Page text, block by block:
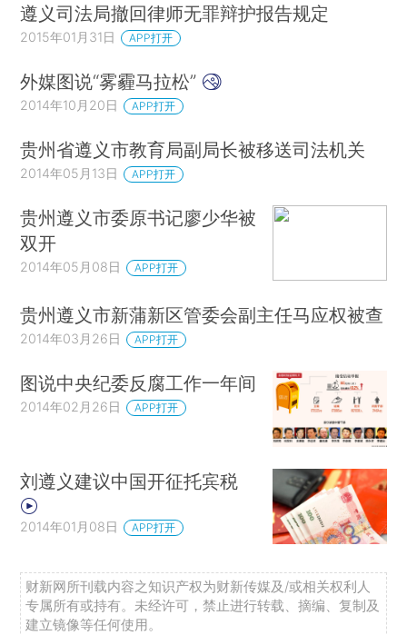
遵义司法局撤回律师无罪辩护报告规定
2015年01月31日 APP打开
外媒图说“雾霾马拉松”
2014年10月20日 APP打开
贵州省遵义市教育局副局长被移送司法机关
2014年05月13日 APP打开
贵州遵义市委原书记廖少华被
双开
2014年05月08日 APP打开
贵州遵义市新蒲新区管委会副主任马应权被查
2014年03月26日 APP打开
图说中央纪委反腐工作一年间
2014年02月26日 APP打开
刘遵义建议中国开征托宾税
2014年01月08日 APP打开
财新网所刊载内容之知识产权为财新传媒及/或相关权利人
专属所有或持有。未经许可，禁止进行转载、摘编、复制及
建立镜像等任何使用。